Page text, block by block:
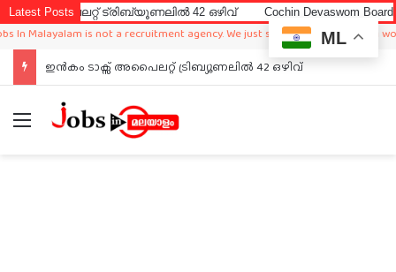
Latest Postsട്രിബ്യൂണലിൽ 42 ഒഴിവ് Cochin Devaswom Board LD Clerk
is not a recruitment agency. We just sharing available job in
ഇൻകം ടാക്സ് അപൈലറ്റ് ട്രിബ്യൂണലിൽ 42 ഒഴിവ്
Menu
ML